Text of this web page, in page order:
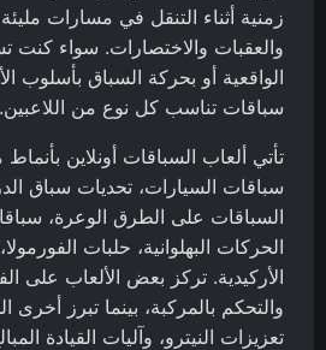
زمنية أثناء التنقل في مسارات
والعقبات والاختصارات. سواء كنت
الواقعية أو بحركة السباق بأسلوب
سباقات تناسب كل نوع من اللاعبين.
تأتي ألعاب السباقات أونلاين
سباقات السيارات، تحديات سباق
السباقات على الطرق الوعرة،
الحركات البهلوانية، حلبات
الأركيدية. تركز بعض الألعاب على
والتحكم بالمركبة، بينما تبرز أخرى
تعزيزات النيترو، وآليات القيادة